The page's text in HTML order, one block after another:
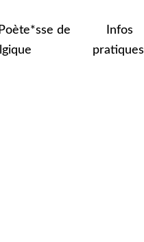
Poète*sse de
Infos
pratiques